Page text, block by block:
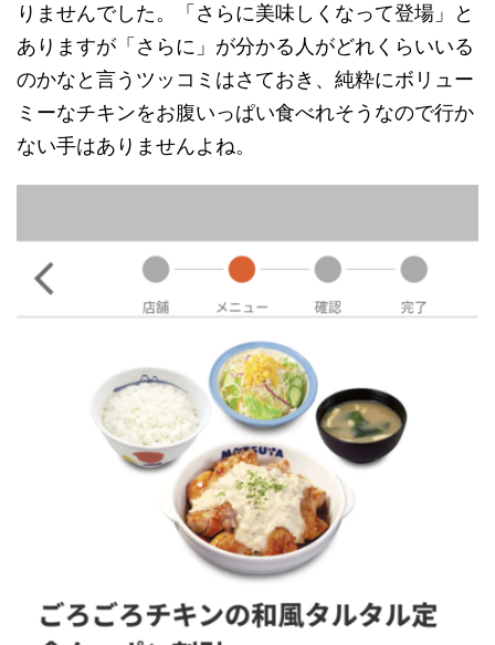
りませんでした。「さらに美味しくなって登場」と
ありますが「さらに」が分かる人がどれくらいいる
のかなと言うツッコミはさておき、純粋にボリュー
ミーなチキンをお腹いっぱい食べれそうなので行か
ない手はありませんよね。